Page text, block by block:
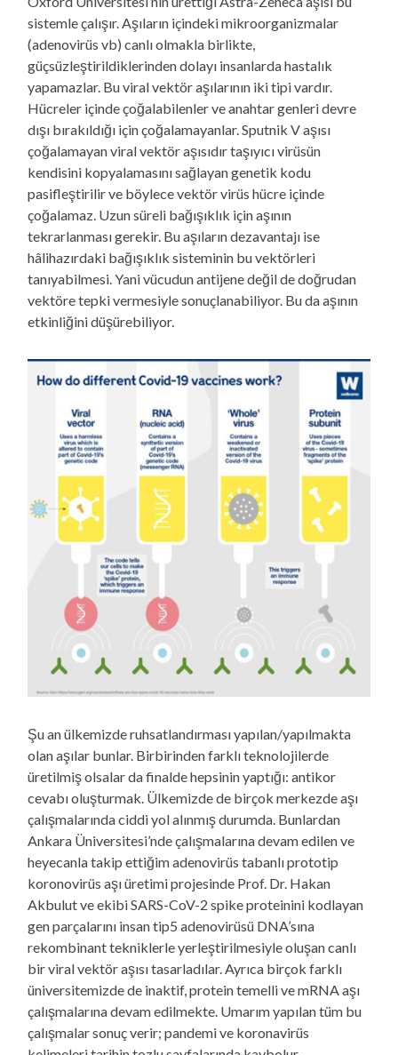
sistemle çalışır. Aşıların içindeki mikroorganizmalar
(adenovirüs vb) canlı olmakla birlikte,
güçsüzleştirildiklerinden dolayı insanlarda hastalık
yapamazlar. Bu viral vektör aşılarının iki tipi vardır.
Hücreler içinde çoğalabilenler ve anahtar genleri devre
dışı bırakıldığı için çoğalamayanlar. Sputnik V aşısı
çoğalamayan viral vektör aşısıdır taşıyıcı virüsün
kendisini kopyalamasını sağlayan genetik kodu
pasifleştirilir ve böylece vektör virüs hücre içinde
çoğalamaz. Uzun süreli bağışıklık için aşının
tekrarlanması gerekir. Bu aşıların dezavantajı ise
hâlihazırdaki bağışıklık sisteminin bu vektörleri
tanıyabilmesi. Yani vücudun antijene değil de doğrudan
vektöre tepki vermesiyle sonuçlanabiliyor. Bu da aşının
etkinliğini düşürebiliyor.
Şu an ülkemizde ruhsatlandırması yapılan/yapılmakta
olan aşılar bunlar. Birbirinden farklı teknolojilerde
üretilmiş olsalar da finalde hepsinin yaptığı: antikor
cevabı oluşturmak. Ülkemizde de birçok merkezde aşı
çalışmalarında ciddi yol alınmış durumda. Bunlardan
Ankara Üniversitesi’nde çalışmalarına devam edilen ve
heyecanla takip ettiğim adenovirüs tabanlı prototip
koronovirüs aşı üretimi projesinde Prof. Dr. Hakan
Akbulut ve ekibi SARS-CoV-2 spike proteinini kodlayan
gen parçalarını insan tip5 adenovirüsü DNA’sına
rekombinant tekniklerle yerleştirilmesiyle oluşan canlı
bir viral vektör aşısı tasarladılar. Ayrıca birçok farklı
üniversitemizde de inaktif, protein temelli ve mRNA aşı
çalışmalarına devam edilmekte. Umarım yapılan tüm bu
çalışmalar sonuç verir; pandemi ve koronavirüs